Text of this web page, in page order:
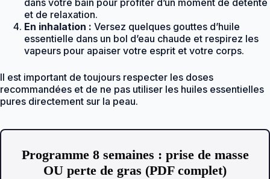
dans votre bain pour profiter d’un moment de détente
et de relaxation.
En inhalation : Versez quelques gouttes d’huile
essentielle dans un bol d’eau chaude et respirez les
vapeurs pour apaiser votre esprit et votre corps.
Il est important de toujours respecter les doses
recommandées et de ne pas utiliser les huiles essentielles
pures directement sur la peau.
Programme 8 semaines : prise de masse
OU perte de gras (PDF complet)